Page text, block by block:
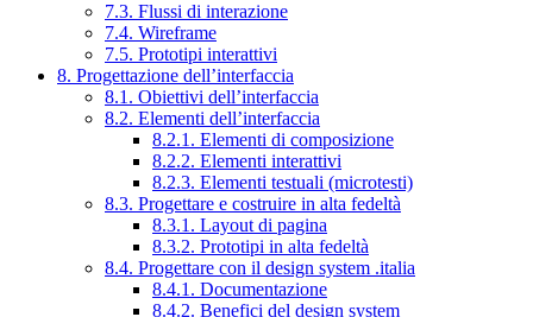
7.3. Flussi di interazione
7.4. Wireframe
7.5. Prototipi interattivi
8. Progettazione dell’interfaccia
8.1. Obiettivi dell’interfaccia
8.2. Elementi dell’interfaccia
8.2.1. Elementi di composizione
8.2.2. Elementi interattivi
8.2.3. Elementi testuali (microtesti)
8.3. Progettare e costruire in alta fedeltà
8.3.1. Layout di pagina
8.3.2. Prototipi in alta fedeltà
8.4. Progettare con il design system .italia
8.4.1. Documentazione
8.4.2. Benefici del design system